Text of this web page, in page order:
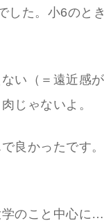
した。小6のと
い（＝遠近感
じゃないよ。
良かったです。
のこと中心に